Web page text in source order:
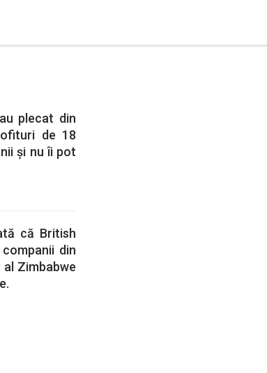
plecat din
de 18
și nu îi pot
că British
din
Zimbabwe